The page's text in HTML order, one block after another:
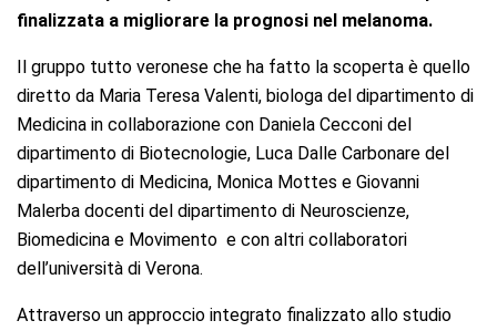
finalizzata a migliorare la prognosi nel melanoma.
Il gruppo tutto veronese che ha fatto la scoperta è quello
diretto da Maria Teresa Valenti, biologa del dipartimento di
Medicina in collaborazione con Daniela Cecconi del
dipartimento di Biotecnologie, Luca Dalle Carbonare del
dipartimento di Medicina, Monica Mottes e Giovanni
Malerba docenti del dipartimento di Neuroscienze,
Biomedicina e Movimento e con altri collaboratori
dell’università di Verona.
Attraverso un approccio integrato finalizzato allo studio